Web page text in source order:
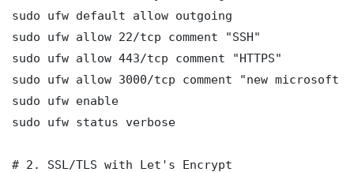
sudo ufw default allow outgoing
sudo ufw allow 22/tcp comment "SSH"
sudo ufw allow 443/tcp comment "HTTPS"
sudo ufw allow 3000/tcp comment "new
sudo ufw enable
sudo ufw status verbose
# 2. SSL/TLS with Let's Encrypt